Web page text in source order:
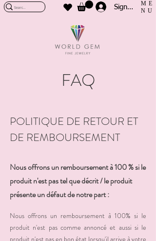
Sign In
ME
NU
FAQ
POLITIQUE DE RETOUR ET
DE REMBOURSEMENT
Nous offrons un remboursement à 100 % si le
produit n'est pas tel que décrit / le produit
présente un défaut de notre part :
Nous offrons un remboursement à 100% si le
produit n'est pas comme annoncé et aussi si le